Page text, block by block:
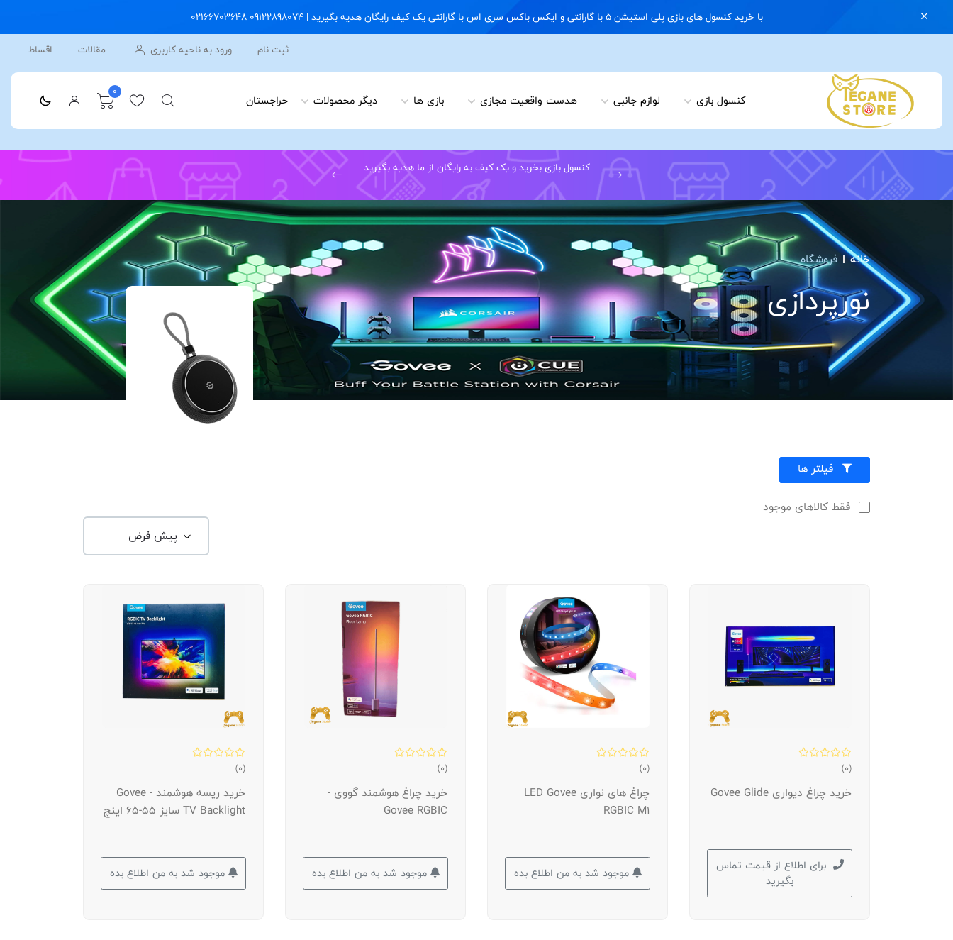
با خرید کنسول های بازی پلی استیشن 5 با گارانتی و ایکس باکس سری اس با گارانتی یک کیف رایگان هدیه بگیرید | 09122898074 02166703648
ثبت نام
ورود به ناحیه کاربری مقالات اقساط
کنسول بازی لوازم جانبی هدست واقعیت مجازی بازی ها دیگر محصولات حراجستان 0
کنسول بازی بخرید و یک کیفه رایگان از ما هدیه بگیرید کنسول بازی بخرید و یک کیف به رایگان از ما هدیه بگیرید برای کنسول PS5 دسته و لوازم جانبی لازم داری؟
کلیک کن ما
داریم
خانه فروشگاه
نورپردازی
فیلتر ها
فقط کالاهای موجود
(0)
خرید چراغ دیواری Govee Glide
برای اطلاع از قیمت تماس
بگیرید
(0)
چراغ های نواری LED Govee
RGBIC M1
موجود شد به من اطلاع بده
(0)
خرید چراغ هوشمند گووی -
Govee RGBIC
موجود شد به من اطلاع بده
(0)
خرید ریسه هوشمند Govee -
TV Backlight سایز 55-65 اینچ
موجود شد به من اطلاع بده